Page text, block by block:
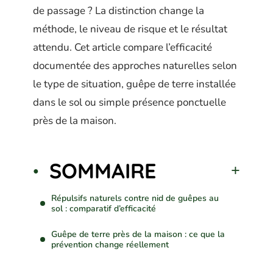
de passage ? La distinction change la
méthode, le niveau de risque et le résultat
attendu. Cet article compare l’efficacité
documentée des approches naturelles selon
le type de situation, guêpe de terre installée
dans le sol ou simple présence ponctuelle
près de la maison.
SOMMAIRE
Répulsifs naturels contre nid de guêpes au
sol : comparatif d’efficacité
Guêpe de terre près de la maison : ce que la
prévention change réellement